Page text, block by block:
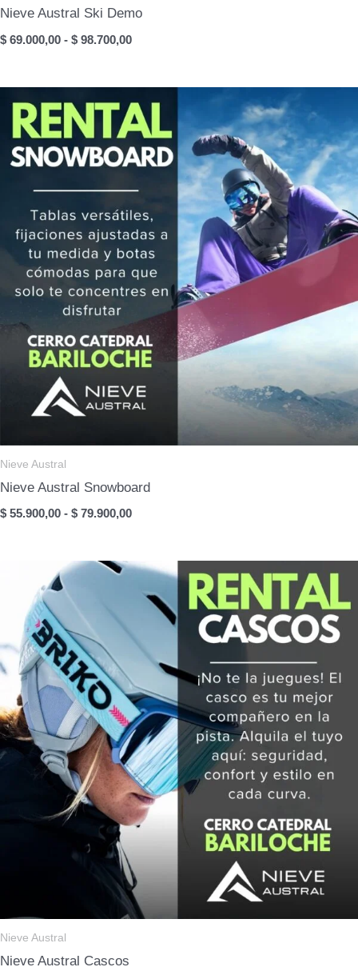
Nieve Austral Ski Demo
$ 69.000,00 - $ 98.700,00Rango
desde
$ 69.000,00
hasta
$ 98.700,00
Nieve Austral
Nieve Austral Snowboard
$ 55.900,00 - $ 79.900,00Rango
$ 55.900,00
$ 79.900,00
Nieve Austral
Nieve Austral Cascos